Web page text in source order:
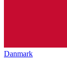
Danmark